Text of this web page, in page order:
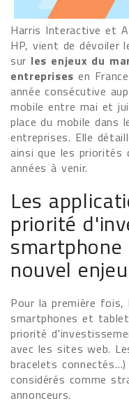
Harris Interactive et
HP, vient de dévoiler
sur les enjeux du
entreprises en
année consécutive
mobile entre mai et
place du mobile dans
entreprises. Elle
ainsi que les priorités
années à venir.
Les
priorité
nouvel
Pour la première
smartphones et
priorité
avec les sites web.
bracelets
considérés comme
annonceurs.